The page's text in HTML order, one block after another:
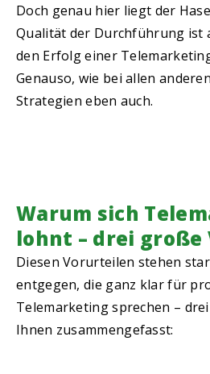
Doch genau hier liegt der
Qualität der Durchführung ist
den Erfolg einer
Genauso, wie bei allen
Strategien eben auch.
Warum sich
lohnt – drei große
Diesen Vorurteilen stehen
entgegen, die ganz klar für
Telemarketing sprechen –
Ihnen zusammengefasst: